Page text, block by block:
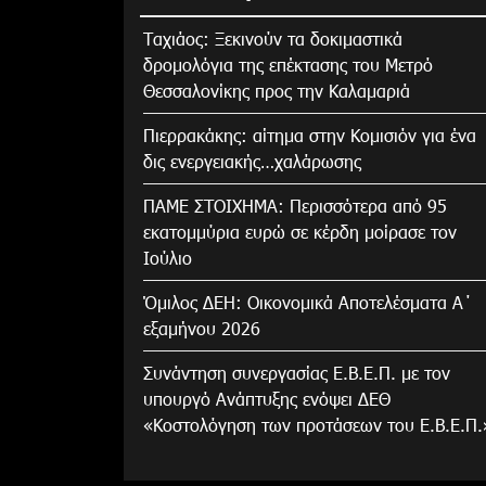
Tαχιάος: Ξεκινούν τα δοκιμαστικά
δρομολόγια της επέκτασης του Μετρό
Θεσσαλονίκης προς την Καλαμαριά
Πιερρακάκης: αίτημα στην Κομισιόν για ένα
δις ενεργειακής…χαλάρωσης
ΠΑΜΕ ΣΤΟΙΧΗΜΑ: Περισσότερα από 95
εκατομμύρια ευρώ σε κέρδη μοίρασε τον
Ιούλιο
Όμιλος ΔΕΗ: Οικονομικά Αποτελέσματα Α΄
εξαμήνου 2026
Συνάντηση συνεργασίας Ε.Β.Ε.Π. με τον
υπουργό Ανάπτυξης ενόψει ΔΕΘ
«Κοστολόγηση των προτάσεων του